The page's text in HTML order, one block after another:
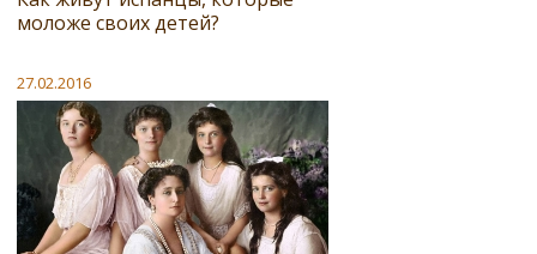
моложе своих детей?
27.02.2016